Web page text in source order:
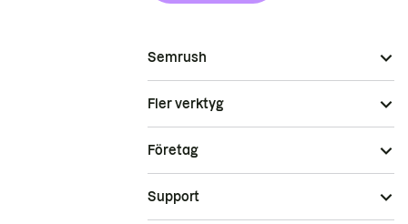
Semrush
Fler verktyg
Företag
Support